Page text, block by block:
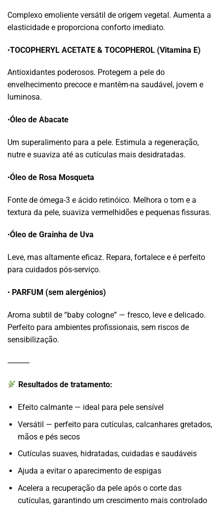
Complexo emoliente versátil de origem vegetal. Aumenta a
elasticidade e proporciona conforto imediato.
•TOCOPHERYL ACETATE & TOCOPHEROL (Vitamina E)
Antioxidantes poderosos. Protegem a pele do
envelhecimento precoce e mantêm-na saudável, jovem e
luminosa.
•Óleo de Abacate
Um superalimento para a pele. Estimula a regeneração,
nutre e suaviza até as cutículas mais desidratadas.
•Óleo de Rosa Mosqueta
Fonte de ómega-3 e ácido retinóico. Melhora o tom e a
textura da pele, suaviza vermelhidões e pequenas fissuras.
•Óleo de Grainha de Uva
Leve, mas altamente eficaz. Repara, fortalece e é perfeito
para cuidados pós-serviço.
• PARFUM (sem alergénios)
Aroma subtil de “baby cologne” — fresco, leve e delicado.
Perfeito para ambientes profissionais, sem riscos de
sensibilização.
⸻
Resultados de tratamento:
Efeito calmante — ideal para pele sensível
Versátil — perfeito para cutículas, calcanhares gretados,
mãos e pés secos
Cutículas suaves, hidratadas, cuidadas e saudáveis
Ajuda a evitar o aparecimento de espigas
Acelera a recuperação da pele após o corte das
cutículas, garantindo um crescimento mais controlado